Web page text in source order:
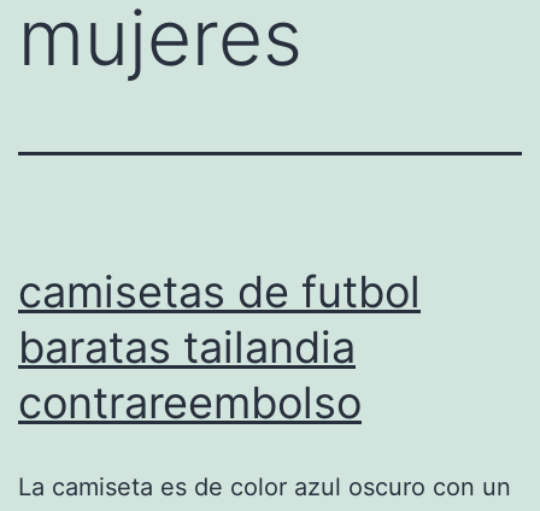
mujeres
camisetas de futbol
baratas tailandia
contrareembolso
La camiseta es de color azul oscuro con un